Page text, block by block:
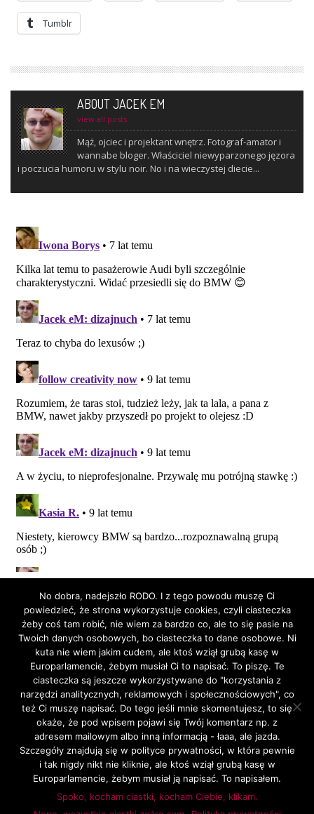
Tum­blr
ABOUT JACEK EM
view all posts
Mąż, ojciec i projektant wnętrz. Fotograf-amator i
wannabe bloger. Właściciel niewyparzonego jęzora
i poczucia humoru w stylu noir. No i na wieczystej diecie...
DIZAJNUCH NA FEJSIE
DIZAJNUCH NA INSTAGRAMIE
ZARCHIWUMD
No dobra, nadejszło RODO. I z tego powodu muszę Ci
powiedzieć, że strona wykorzystuje cookies, czyli ciasteczka
żeby coś tam robić, nie wiem za bardzo co, ale to się pasie na
Twoich danych osobowych, bo ciasteczka to dane osobowe. Ni
kuta nie wiem jakim cudem, ale ktoś wziął grubą kasę w
Europarlamencie, żebym musiał Ci to napisać. To piszę. Te
ciasteczka są jeszcze wykorzystywane do "korzystania z
narzędzi analitycznych, reklamowych i społecznościowych", co
też Ci muszę napisać. Do tego jeśli mnie skomentujesz, to się
okaże, że pod wpisem pojawi się Twój komentarz np. z
adresem mailowym albo inną informacją - łaaa, ale jazda.
Szczegóły znajdują się w polityce prywatności, w która pewnie
i tak nigdy nikt nie kliknie, ale ktoś wziął grubą kasę w
Europarlamencie, żebym musiał ją napisać. To napisałem.
Spoko, kocham ciastki, kocham Ciebie, klikam.